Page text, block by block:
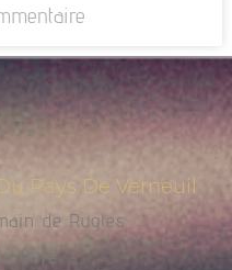
Pays De Verneuil
de Rugles
Avre